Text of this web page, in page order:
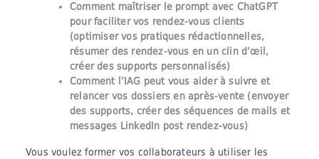
Comment maîtriser le prompt avec ChatGPT
pour faciliter vos rendez-vous clients
(optimiser vos pratiques rédactionnelles,
résumer des rendez-vous en un clin d’œil,
créer des supports personnalisés)
Comment l’IAG peut vous aider à suivre et
relancer vos dossiers en après-vente (envoyer
des supports, créer des séquences de mails et
messages LinkedIn post rendez-vous)
Vous voulez former vos collaborateurs à utiliser les